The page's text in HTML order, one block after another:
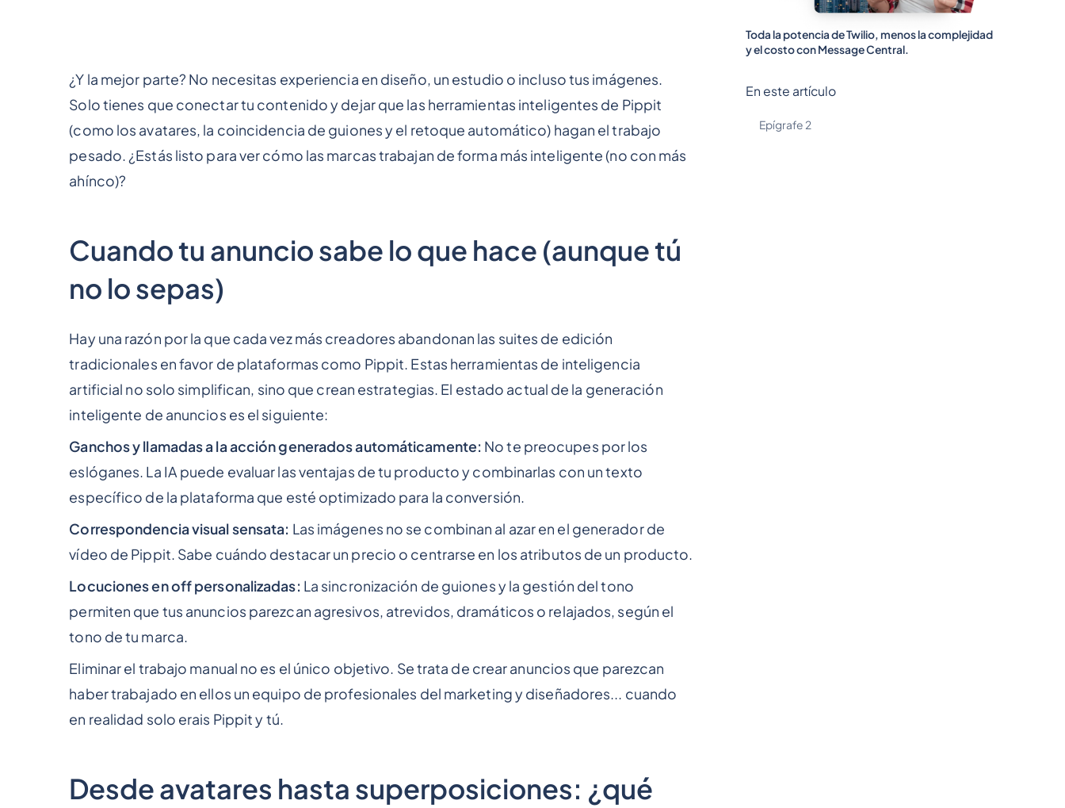
¿Y la mejor parte? No necesitas experiencia en diseño, un estudio o incluso tus imágenes.
Solo tienes que conectar tu contenido y dejar que las herramientas inteligentes de Pippit
(como los avatares, la coincidencia de guiones y el retoque automático) hagan el trabajo
pesado. ¿Estás listo para ver cómo las marcas trabajan de forma más inteligente (no con más
ahínco)?
Cuando tu anuncio sabe lo que hace (aunque tú
no lo sepas)
Hay una razón por la que cada vez más creadores abandonan las suites de edición
tradicionales en favor de plataformas como Pippit. Estas herramientas de inteligencia
artificial no solo simplifican, sino que crean estrategias. El estado actual de la generación
inteligente de anuncios es el siguiente:
Ganchos y llamadas a la acción generados automáticamente: No te preocupes por los
eslóganes. La IA puede evaluar las ventajas de tu producto y combinarlas con un texto
específico de la plataforma que esté optimizado para la conversión.
Correspondencia visual sensata: Las imágenes no se combinan al azar en el generador de
vídeo de Pippit. Sabe cuándo destacar un precio o centrarse en los atributos de un producto.
Locuciones en off personalizadas: La sincronización de guiones y la gestión del tono
permiten que tus anuncios parezcan agresivos, atrevidos, dramáticos o relajados, según el
tono de tu marca.
Eliminar el trabajo manual no es el único objetivo. Se trata de crear anuncios que parezcan
haber trabajado en ellos un equipo de profesionales del marketing y diseñadores... cuando
en realidad solo erais Pippit y tú.
Desde avatares hasta superposiciones: ¿qué
Toda la potencia de Twilio, menos la complejidad
y el costo con Message Central.
En este artículo
Epígrafe 2